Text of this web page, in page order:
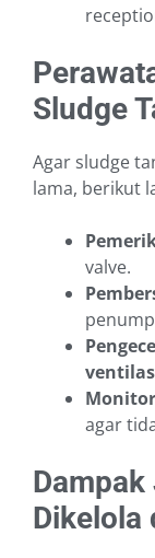
Sludge
Agar sludge
lama, berikut
valve.
agar
Dikelola